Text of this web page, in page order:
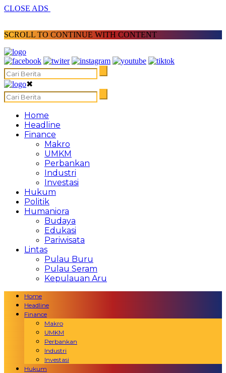
CLOSE ADS
SCROLL TO CONTINUE WITH CONTENT
✖
Home
Headline
Finance
Makro
UMKM
Perbankan
Industri
Investasi
Hukum
Politik
Humaniora
Budaya
Edukasi
Pariwisata
Lintas
Pulau Buru
Pulau Seram
Kepulauan Aru
Home
Headline
Finance
Makro
UMKM
Perbankan
Industri
Investasi
Hukum